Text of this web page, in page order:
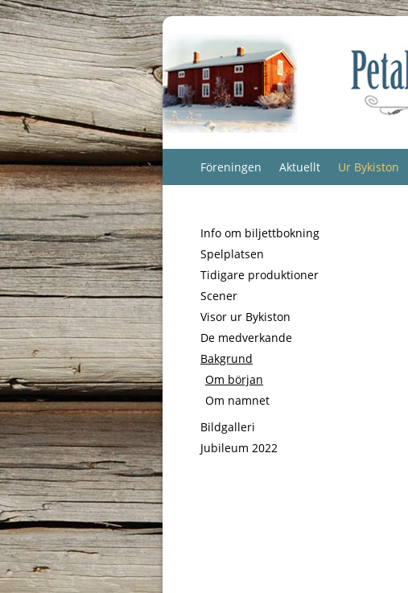
Föreningen Aktuellt Ur Bykiston
Info om biljettbokning
Spelplatsen
Tidigare produktioner
Scener
Visor ur Bykiston
De medverkande
Bakgrund
Om början
Om namnet
Bildgalleri
Jubileum 2022